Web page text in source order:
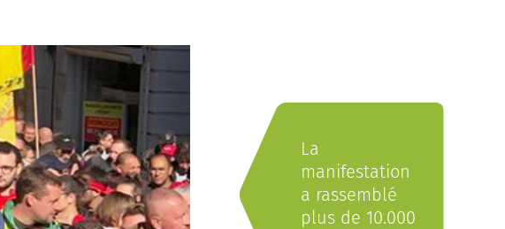
La
manifestation
a rassemblé
plus de 10.000